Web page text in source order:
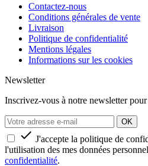
Contactez-nous
Conditions générales de vente
Livraison
Politique de confidentialité
Mentions légales
Informations sur les cookies
Newsletter
Inscrivez-vous à notre newsletter
 J'accepte la politique de
l'utilisation des mes données
confidentialité.